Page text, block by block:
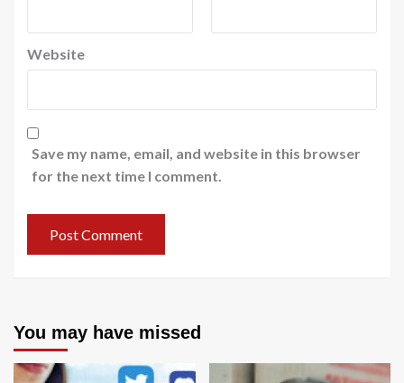
Website
Save my name, email, and website in this browser
for the next time I comment.
You may have missed